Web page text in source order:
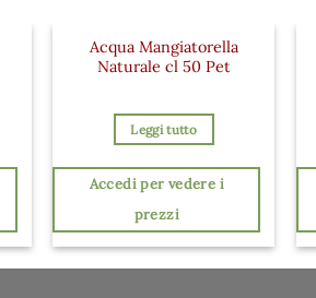
Acqua Mangiatorella
Naturale cl 50 Pet
Leggi tutto
Accedi per vedere i
prezzi